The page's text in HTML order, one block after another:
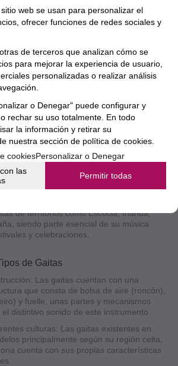
mundo de las gaitas, un instrumento
que evoca el alma y la tradición de la
de las regiones celtas de Europa, las
muchos países. En este artículo,
y el significado de las gaitas, sus
cómo tocarlas, sus diversos tipos y
musical para los amantes de la música
de la Historia de la Música
La fascinante historia de las gaitas,
remonta a miles de años atrás,
en la edad media. Se trata de un
en la actualidad sigue conectándonos
y tradiciones celtas.
de territorios como Escocia, Irlanda,
siendo parte esencial de su música
y celebraciones.
de Gaitas
Las gaitas cuentan con una
que consta de bolsa de aire (roncón),
y fuelle, unas partes y mecanismos
distintivo sonido de este instrumento.
culturas: Las gaitas existentes en
principalmente según su región celta,
cuenta con sus propias características
web se usan para personalizar el
ofrecer funciones de redes sociales y
de terceros que analizan cómo se
para mejorar la experiencia de usuario,
personalizadas o realizar análisis
o Denegar" puede configurar y
rechar su uso totalmente. En todo
la información y retirar su
nuestra sección de política de cookies.
cookiesPersonalizar o Denegar
las
Permitir todas